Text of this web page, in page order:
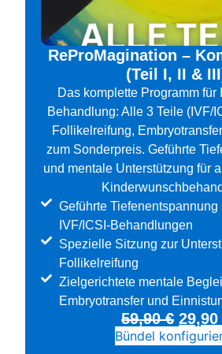
ReProMagination –
(Teil I, II &
Das komplette Programm für
Behandlung: Alle 3 Teile (IVF/
Follikelreifung,
zum Sonderpreis. Geführte
und mentale Unterstützung für
Geführte Tiefenentspannung
IVF/ICSI-Behandlungen
Spezielle Sitzung zur
Follikelreifung
Zielgerichtete mentale
Embryotransfer und
59,90€ 29,90
Bündel